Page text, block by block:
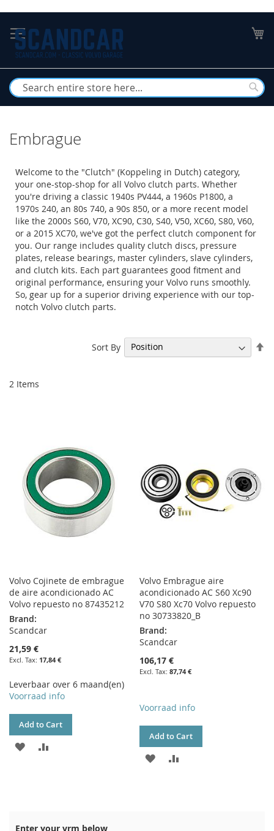
to
Content
Embrague
Welcome to the "Clutch" (Koppeling in Dutch) category,
your one-stop-shop for all Volvo clutch parts. Whether
you're driving a classic 1940s PV444, a 1960s P1800, a
1970s 240, an 80s 740, a 90s 850, or a more recent model
like the 2000s S60, V70, XC90, C30, S40, V50, XC60, S80, V60,
or a 2015 XC70, we've got the perfect clutch component for
you. Our range includes quality clutch discs, pressure
plates, release bearings, master cylinders, slave cylinders,
and clutch kits. Each part guarantees good fitment and
original performance, ensuring your Volvo runs smoothly.
So, gear up for a superior driving experience with our top-
notch Volvo clutch parts.
2 Items
Sort By
Volvo Cojinete de embrague
de aire acondicionado AC
Volvo repuesto no 87435212
Brand:
Scandcar
21,59 €
17,84 €
Leverbaar over 6 maand(en)
Voorraad info
Add to Cart
ADD
Volvo Embrague aire
acondicionado AC S60 Xc90
V70 S80 Xc70 Volvo repuesto
no 30733820_B
Brand:
Scandcar
106,17 €
87,74 €
Voorraad info
Add to Cart
ADD
Enter your vrm below